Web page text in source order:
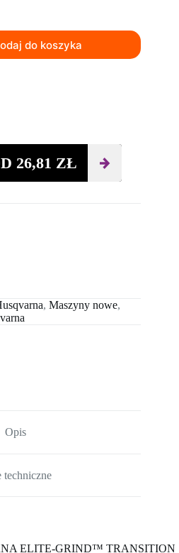
do koszyka
26,81 ZŁ
, Maszyny nowe,
Opis
techniczne
ELITE-GRIND™ TRANSITION